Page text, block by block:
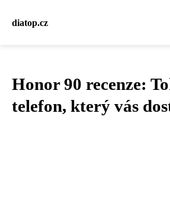
diatop.cz
Honor 90 recenze:
telefon, který vás